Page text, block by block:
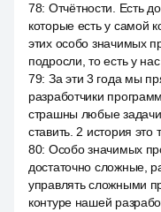
78: Отчётности. Есть
которые есть у самой
этих особо значимых
подросли, то есть у
79: За эти 3 года мы
разработчики
страшны любые
ставить. 2 история это
80: Особо значимых
достаточно сложные,
управлять сложными
контуре нашей